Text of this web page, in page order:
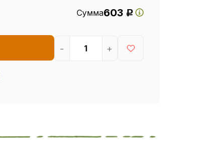
Сумма603 Р
- +